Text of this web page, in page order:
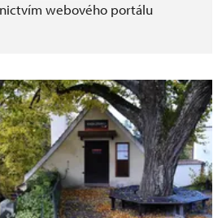
webového portálu